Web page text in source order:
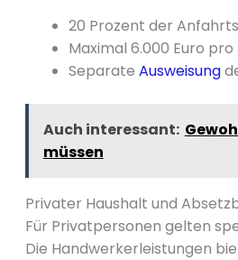
20 Prozent der
Maximal 6.000 Euro
Separate Ausweisung
Auch interessant:
müssen
Privater Haushalt und
Für Privatpersonen gelten
Die Handwerkerleistungen